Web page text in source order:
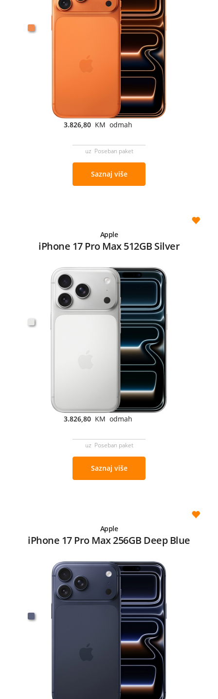
3.826,80 KM odmah
uz Poseban paket
Saznaj više
Apple
iPhone 17 Pro Max 512GB Silver
3.826,80 KM odmah
uz Poseban paket
Saznaj više
Apple
iPhone 17 Pro Max 256GB Deep Blue